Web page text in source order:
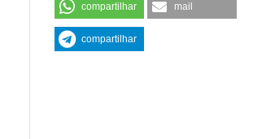
compartilhar mail
compartilhar